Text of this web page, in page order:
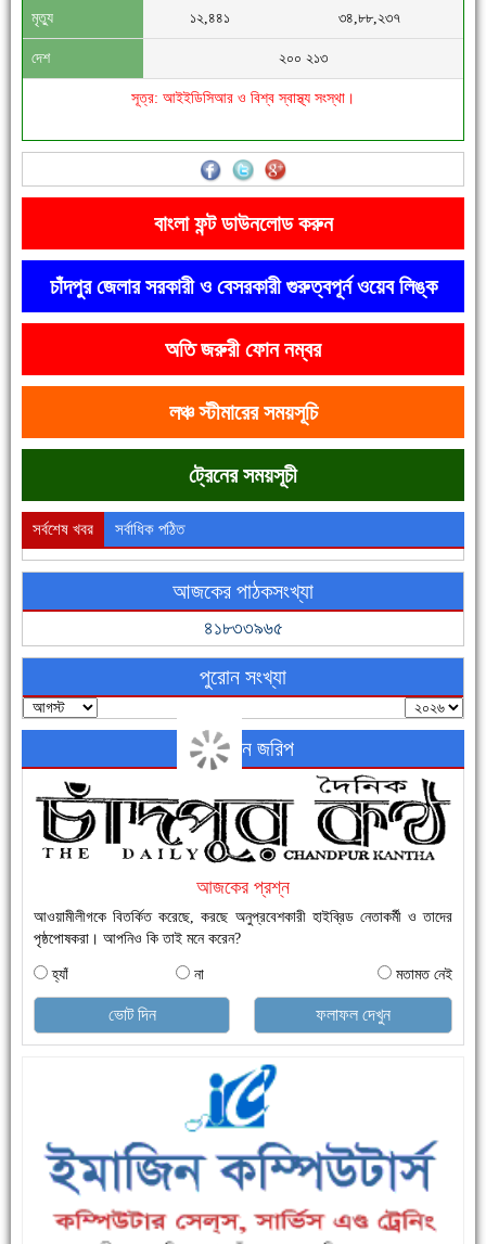
'বাংলা সাহিত্যানুরাগীরা তাঁর অবদানকে চিরকাল স্মরণ করবে'
দেশে রাস্তাঘাটসহ অনেক কিছুই হয়েছে, বাড়েনি কর্মসংস্থান
ফরিদগঞ্জের ভূমিহীন ২০ পরিবার আজ নিজের পাকা ঘরে উঠছে
নতুনবাজার ফাঁড়ি পুলিশের অভিযানে ৪০ পিচ ইয়াবাসহ ১ জন গ্রেফতার
মৃত্যু ১২,৪৪১ ৩৪,৮৮,২৩৭
দেশ ২০০ ২১৩
সূত্র: আইইডিসিআর ও বিশ্ব স্বাস্থ্য সংস্থা।
বাংলা ফন্ট ডাউনলোড করুন
চাঁদপুর জেলার সরকারী ও বেসরকারী গুরুত্বপূর্ন ওয়েব লিঙ্ক
অতি জরুরী ফোন নম্বর
লঞ্চ স্টীমারের সময়সূচি
ট্রেনের সময়সূচী
সর্বশেষ খবর সর্বাধিক পঠিত
আজকের পাঠকসংখ্যা
৪১৮৩৩৯৬৫
পুরোন সংখ্যা
অনলাইন জরিপ
আজকের প্রশ্ন
আওয়ামীলীগকে বিতর্কিত করেছে, করছে অনুপ্রবেশকারী হাইব্রিড নেতাকর্মী ও তাদের
পৃষ্ঠপোষকরা। আপনিও কি তাই মনে করেন?
হ্যাঁ না মতামত নেই
ভোট দিন ফলাফল দেখুন